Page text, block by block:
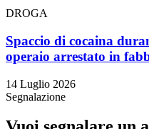
DROGA
Spaccio di cocaina
operaio arrestato in
14 Luglio 2026
Segnalazione